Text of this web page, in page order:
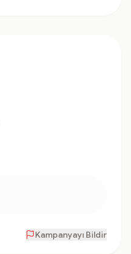
Kampanyayı Bildir